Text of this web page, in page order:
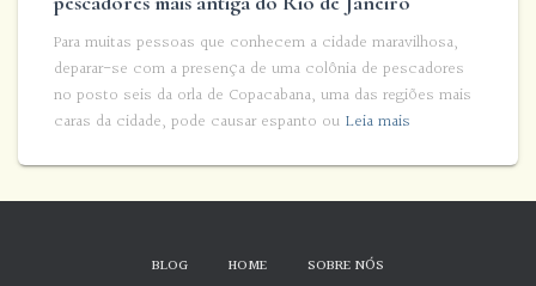
Para muitas pessoas que conhecem a cidade maravilhosa,
deparar-se com a presença de uma colônia de pescadores
no posto seis da orla de Copacabana, uma das regiões mais
caras da cidade, pode causar espanto ou Leia mais
BLOG HOME SOBRE NÓS